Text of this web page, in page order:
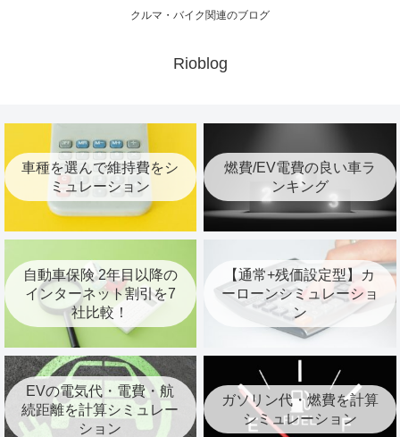
クルマ・バイク関連のブログ
Rioblog
車種を選んで維持費をシ
ミュレーション
燃費/EV電費の良い車ラ
ンキング
自動車保険 2年目以降の
インターネット割引を7
社比較！
【通常+残価設定型】カ
ーローンシミュレーショ
ン
EVの電気代・電費・航
続距離を計算シミュレー
ション
ガソリン代・燃費を計算
シミュレーション